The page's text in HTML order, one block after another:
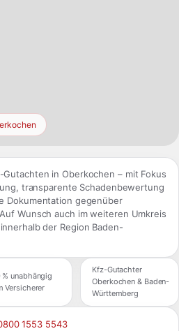
Gutachten in Oberkochen – mit Fokus
transparente Schadenbewertung
Dokumentation gegenüber
Wunsch auch im weiteren Umkreis
der Region Baden-
% unabhängig
Versicherer
Kfz-Gutachter
Oberkochen & Baden-
Württemberg
1553 5543